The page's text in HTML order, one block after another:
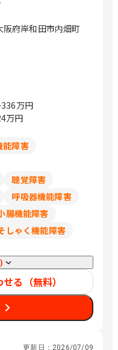
阪府岸和田市内畑町
万円
万円
能障害
聴覚障害
呼吸器機能障害
腸機能障害
しゃく機能障害
る（無料）
更新日： 2026/07/09